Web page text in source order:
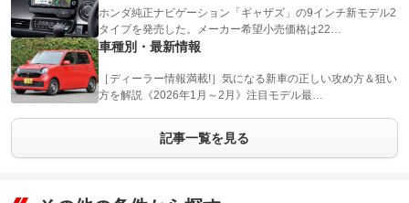
ホンダ純正ナビゲーション「ギャザズ」の9インチ新モデル2
タイプを発売した。メーカー希望小売価格は22…
車種別・最新情報
［ディーラー情報満載!］気になる新車の正しい攻め方＆狙い
方を解説《2026年1月～2月》注目モデル最…
記事一覧を見る